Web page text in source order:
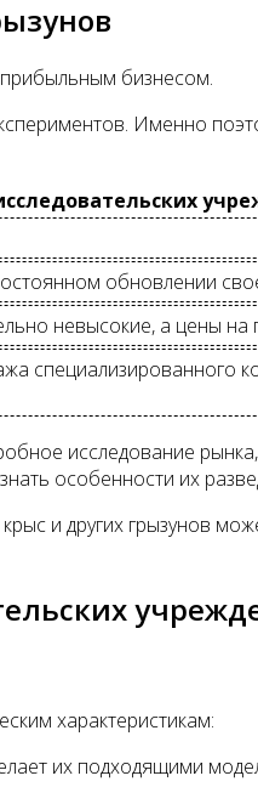
прибыльным бизнесом.
Именно
обновлении
невысокие, а цены
специализированного
исследование
особенности их
и других грызунов
характеристикам:
их подходящими